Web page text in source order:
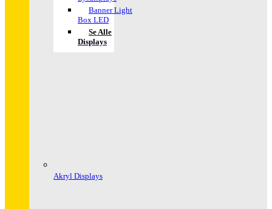
Banner Light
Box LED
Se Alle
Displays
Akryl Displays